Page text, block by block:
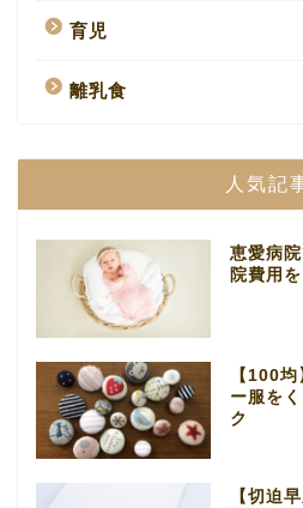
育児
離乳食
人気記
恵愛病
院費用
【100
ー服を
ク
【切迫